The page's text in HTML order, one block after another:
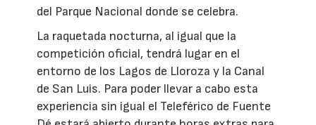
del Parque Nacional donde se celebra.
La raquetada nocturna, al igual que la
competición oficial, tendrá lugar en el
entorno de los Lagos de Lloroza y la Canal
de San Luis. Para poder llevar a cabo esta
experiencia sin igual el Teleférico de Fuente